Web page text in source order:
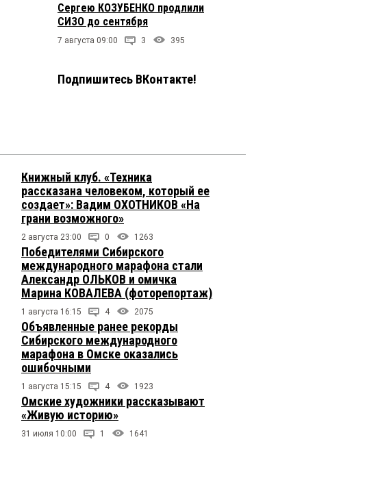
Сергею КОЗУБЕНКО продлили
СИЗО до сентября
7 августа 09:00 3 395
Подпишитесь ВКонтакте!
Книжный клуб. «Техника
рассказана человеком, который ее
создает»: Вадим ОХОТНИКОВ «На
грани возможного»
2 августа 23:00 0 1263
Победителями Сибирского
международного марафона стали
Александр ОЛЬКОВ и омичка
Марина КОВАЛЕВА (фоторепортаж)
1 августа 16:15 4 2075
Объявленные ранее рекорды
Сибирского международного
марафона в Омске оказались
ошибочными
1 августа 15:15 4 1923
Омские художники рассказывают
«Живую историю»
31 июля 10:00 1 1641